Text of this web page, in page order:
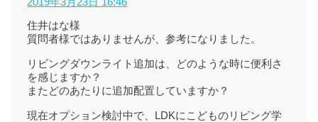
住井はな様
質問者様ではありませんが、参考になりました。
リビングダウンライト追加は、どのような時に便利さ
を感じますか？
またどのあたりに追加配置していますか？
現在オプション検討中で、LDKにこどものリビング学